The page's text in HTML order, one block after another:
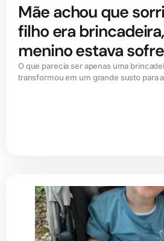
Mãe achou que
filho era
menino estava
O que parecia ser apenas uma
transformou em um grande susto para